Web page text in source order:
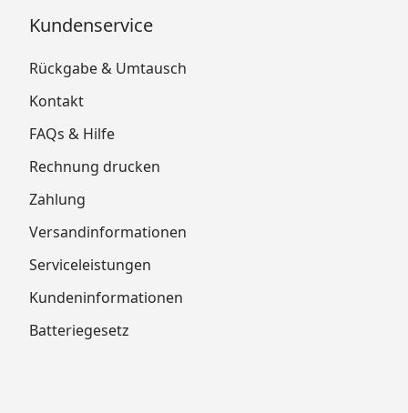
Kundenservice
Rückgabe & Umtausch
Kontakt
FAQs & Hilfe
Rechnung drucken
Zahlung
Versandinformationen
Serviceleistungen
Kundeninformationen
Batteriegesetz